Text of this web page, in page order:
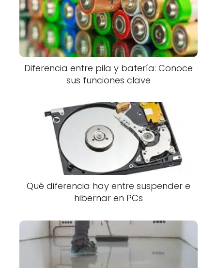
Diferencia entre pila y batería: Conoce
sus funciones clave
Qué diferencia hay entre suspender e
hibernar en PCs